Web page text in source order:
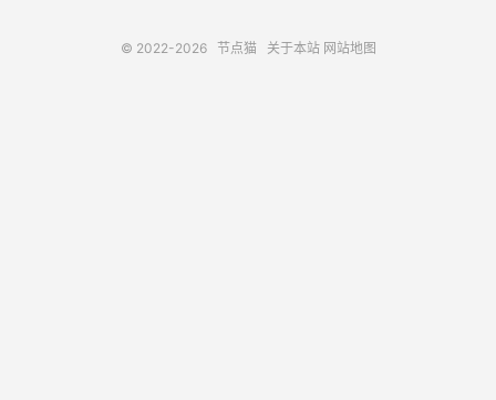
© 2022-2026 节点猫 关于本站 网站地图